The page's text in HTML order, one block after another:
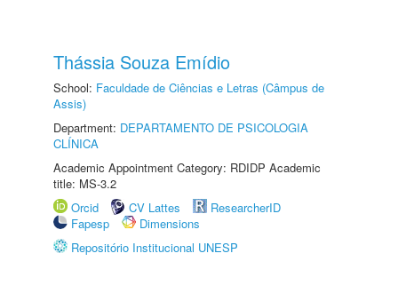
Thássia Souza Emídio
School: Faculdade de Ciências e Letras (Câmpus de
Assis)
Department: DEPARTAMENTO DE PSICOLOGIA
CLÍNICA
Academic Appointment Category: RDIDP Academic
title: MS-3.2
Orcid
CV Lattes
ResearcherID
Fapesp
Dimensions
Repositório Institucional UNESP